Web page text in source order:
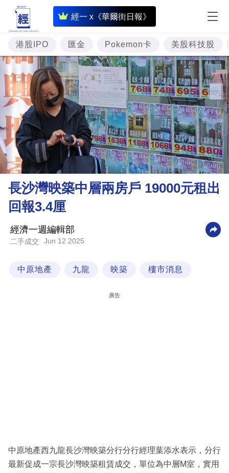
經一 x《華爾街日報》
即
時
財
經
專
題
投
資
樓
市
理
財
商
業
科
區
港股IPO 匯金 Pokemon卡 美股科技股
長沙灣映築中層兩房戶 19000元租出
回報3.4厘
經濟一週編輯部
二手成交 Jun 12 2025
中原地產 九龍 映築 樓市消息
廣告
中原地產西九龍長沙灣映築分行分行經理葉添水表示，分行
最新促成一宗長沙灣映築租賃成交，單位為中層M室，實用